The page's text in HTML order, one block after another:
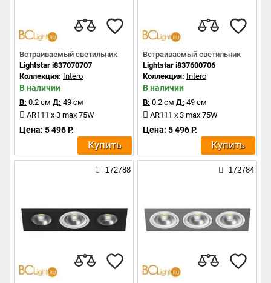
Встраиваемый светильник
Lightstar i837070707
Коллекция: Intero
В наличии
В: 0.2 см Д: 49 см
AR111 x 3 max 75W
Цена: 5 496 Р.
Купить
Встраиваемый светильник
Lightstar i837600706
Коллекция: Intero
В наличии
В: 0.2 см Д: 49 см
AR111 x 3 max 75W
Цена: 5 496 Р.
Купить
172788 172784